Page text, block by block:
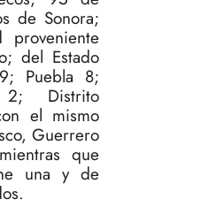
de Sonora;
proveniente
del Estado
Puebla 8;
2; Distrito
el mismo
Guerrero
que
una y de